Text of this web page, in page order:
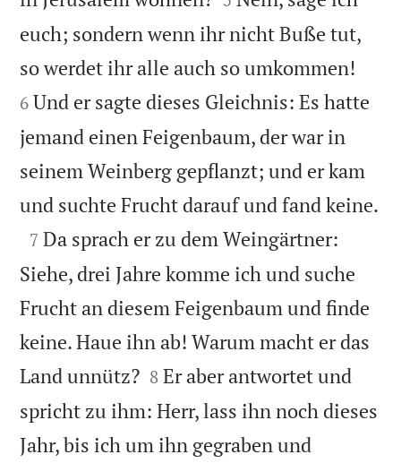
euch; sondern wenn ihr nicht Buße tut,
so werdet ihr alle auch so umkommen!
6 Und er sagte dieses Gleichnis: Es hatte
jemand einen Feigenbaum, der war in
seinem Weinberg gepflanzt; und er kam
und suchte Frucht darauf und fand keine.

7 Da sprach er zu dem Weingärtner:
Siehe, drei Jahre komme ich und suche
Frucht an diesem Feigenbaum und finde
keine. Haue ihn ab! Warum macht er das
Land unnütz?
8 Er aber antwortet und
spricht zu ihm: Herr, lass ihn noch dieses
Jahr, bis ich um ihn gegraben und